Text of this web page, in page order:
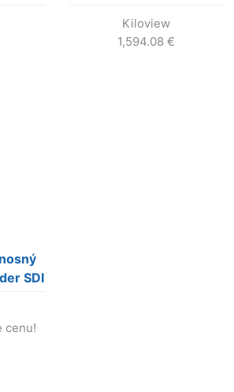
modulov (3RU)
Kiloview
1,594.08 €
SDI
cenu!